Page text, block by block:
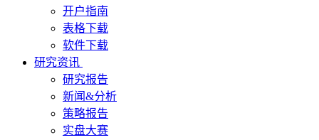
开户指南
表格下载
软件下载
研究资讯
研究报告
新闻&分析
策略报告
实盘大赛